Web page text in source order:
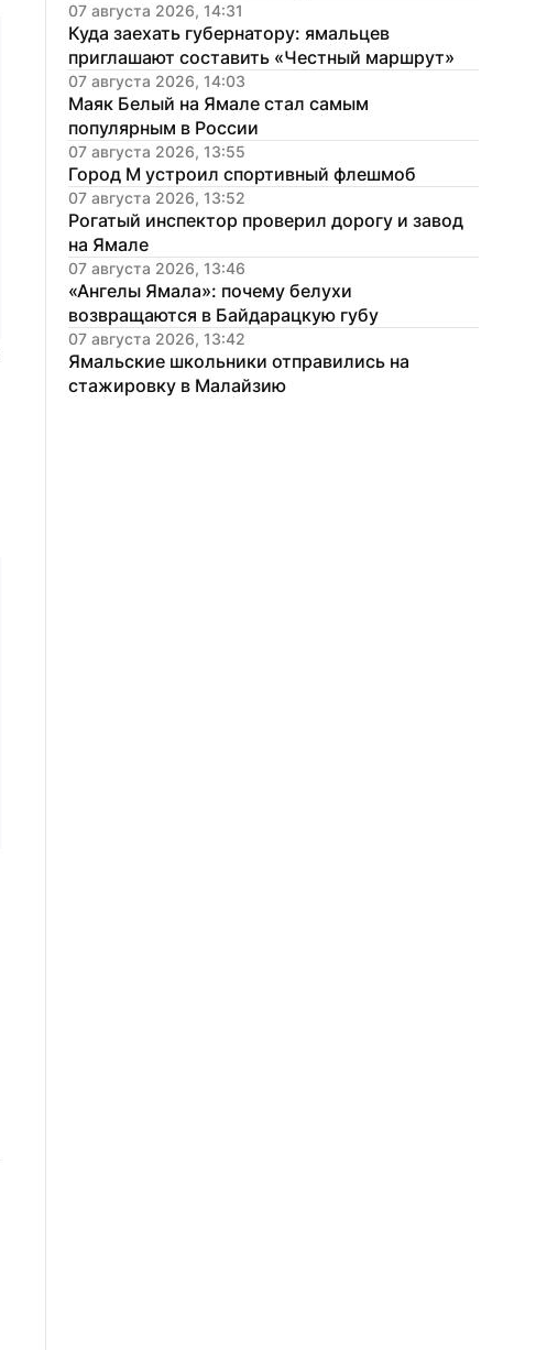
07 августа 2026, 14:31
Куда заехать губернатору: ямальцев
приглашают составить «Честный маршрут»
07 августа 2026, 14:03
Маяк Белый на Ямале стал самым
популярным в России
07 августа 2026, 13:55
Город М устроил спортивный флешмоб
07 августа 2026, 13:52
Рогатый инспектор проверил дорогу и завод
на Ямале
07 августа 2026, 13:46
«Ангелы Ямала»: почему белухи
возвращаются в Байдарацкую губу
07 августа 2026, 13:42
Ямальские школьники отправились на
стажировку в Малайзию